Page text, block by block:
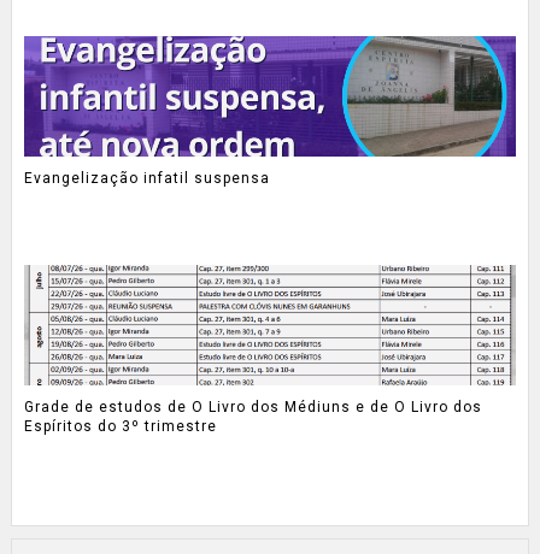
Evangelização infatil suspensa
Grade de estudos de O Livro dos Médiuns e de O Livro dos
Espíritos do 3º trimestre